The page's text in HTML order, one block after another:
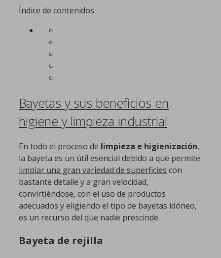
Índice de contenidos
Bayetas y sus beneficios en
higiene y limpieza industrial
En todo el proceso de limpieza e higienización,
la bayeta es un útil esencial debido a que permite
limpiar una gran variedad de superficies con
bastante detalle y a gran velocidad,
convirtiéndose, con el uso de productos
adecuados y eligiendo el tipo de bayetas idóneo,
es un recurso del que nadie prescinde.
Bayeta de rejilla